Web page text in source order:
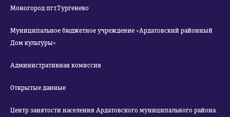
Моногород пгт.Тургенево
Муниципальное бюджетное учреждение «Ардатовский районный
Дом культуры»
Административная комиссия
Открытые данные
Центр занятости населения Ардатовского муниципального района.